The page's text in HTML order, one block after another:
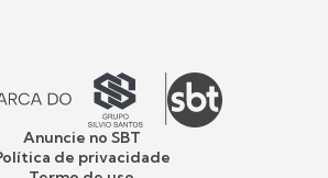
Anuncie no SBT
de privacidade